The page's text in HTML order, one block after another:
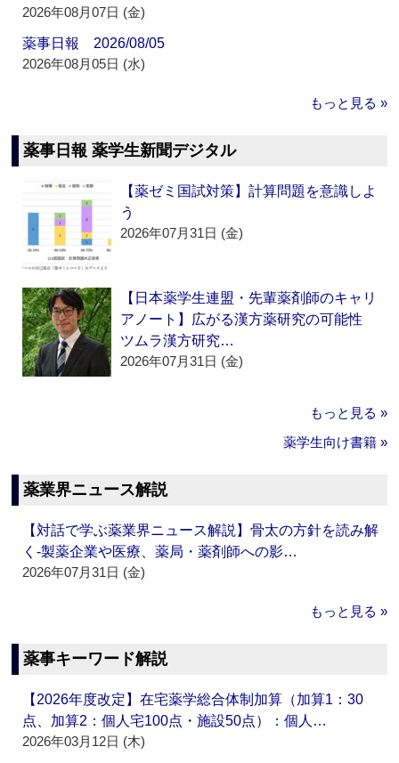
2026年08月07日 (金)
薬事日報 2026/08/05
2026年08月05日 (水)
もっと見る »
薬事日報 薬学生新聞デジタル
【薬ゼミ国試対策】計算問題を意識しよ
う
2026年07月31日 (金)
【日本薬学生連盟・先輩薬剤師のキャリ
アノート】広がる漢方薬研究の可能性
ツムラ漢方研究…
2026年07月31日 (金)
もっと見る »
薬学生向け書籍 »
薬業界ニュース解説
【対話で学ぶ薬業界ニュース解説】骨太の方針を読み解
く‐製薬企業や医療、薬局・薬剤師への影…
2026年07月31日 (金)
もっと見る »
薬事キーワード解説
【2026年度改定】在宅薬学総合体制加算（加算1：30
点、加算2：個人宅100点・施設50点）：個人…
2026年03月12日 (木)